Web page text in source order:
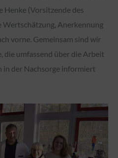
Henke (Vorsitzende des
Wertschätzung, Anerkennung
vorne. Gemeinsam sind wir
die umfassend über die Arbeit
in der Nachsorge informiert